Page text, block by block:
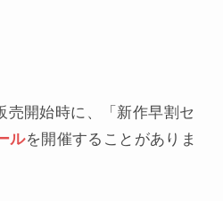
開始時に、「新作早割セ
ルを開催することがありま